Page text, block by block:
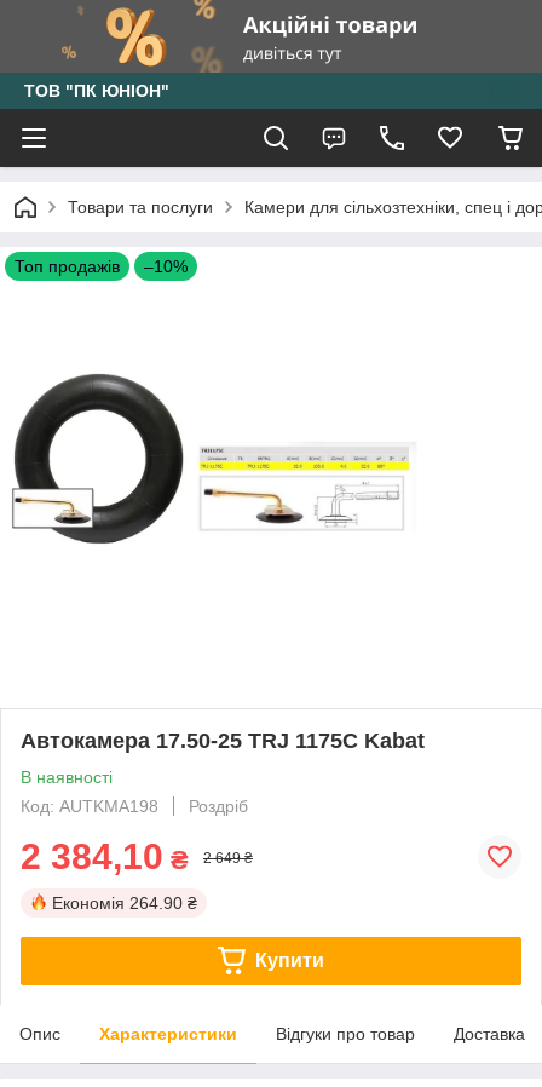
ТОВ "ПК ЮНІОН"
Товари та послуги Камери для сільхозтехніки, спец і
Топ продажів –10%
Автокамера 17.50-25 TRJ 1175C Kabat
В наявності
Код: AUTKMA198
Роздріб
2 384,10 ₴ 2 649 ₴
Економія 264.90 ₴
Купити
Опис Характеристики Відгуки про товар Доставка